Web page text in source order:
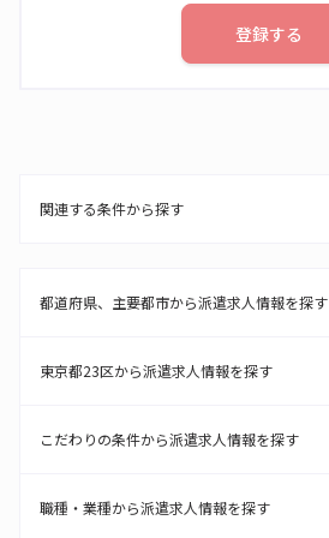
登録する
関連する条件から探す
都道府県、主要都市から派遣求人情報を探す
東京都23区から派遣求人情報を探す
こだわりの条件から派遣求人情報を探す
職種・業種から派遣求人情報を探す